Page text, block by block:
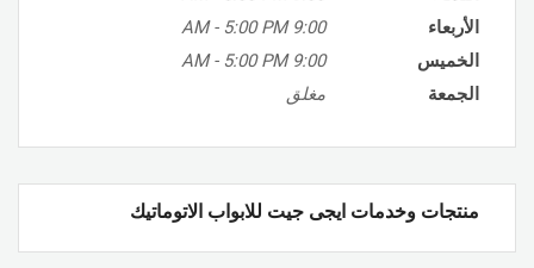
الأربعاء
9:00 AM
- 5:00 PM
الخميس
9:00 AM
- 5:00 PM
الجمعة
مغلق
منتجات وخدمات ايجى جيت للابواب الاتوماتيك